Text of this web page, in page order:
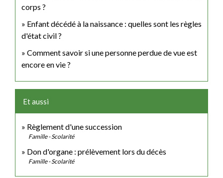
corps ?
Enfant décédé à la naissance : quelles sont les règles
d'état civil ?
Comment savoir si une personne perdue de vue est
encore en vie ?
Et aussi
Règlement d'une succession
Famille - Scolarité
Don d'organe : prélèvement lors du décès
Famille - Scolarité